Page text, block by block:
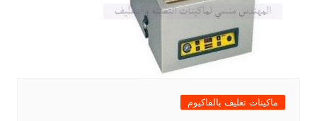
ماكينات تغليف بالفاكيوم